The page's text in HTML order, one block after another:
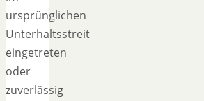
ursprünglichen
Unterhaltsstreit
eingetreten
oder
zuverlässig